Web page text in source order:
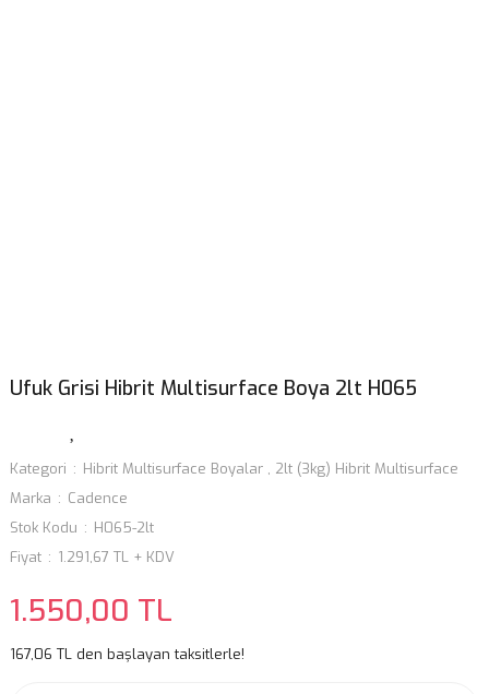
Ufuk Grisi Hibrit Multisurface Boya 2lt H065
Kategori Hibrit Multisurface Boyalar , 2lt (3kg) Hibrit Multisurface
Marka
Cadence
Stok Kodu
H065-2lt
Fiyat
1.291,67 TL + KDV
1.550,00 TL
167,06 TL den başlayan taksitlerle!